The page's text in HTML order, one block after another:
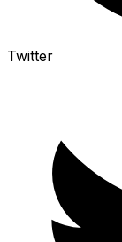
Twitter